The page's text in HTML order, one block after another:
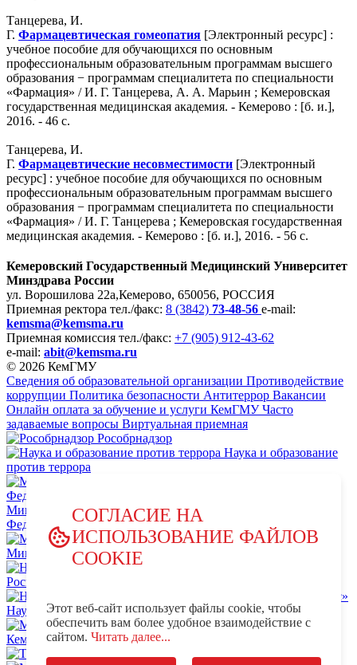
Танцерева, И.
Г. Фармацевтическая гомеопатия [Электронный ресурс] :
учебное пособие для обучающихся по основным
профессиональным образовательным программам высшего
образования − программам специалитета по специальности
«Фармация» / И. Г. Танцерева, А. А. Марьин ; Кемеровская
государственная медицинская академия. - Кемерово : [б. и.],
2016. - 46 с.
Танцерева, И.
Г. Фармацевтические несовместимости [Электронный
ресурс] : учебное пособие для обучающихся по основным
профессиональным образовательным программам высшего
образования − программам специалитета по специальности
«Фармация» / И. Г. Танцерева ; Кемеровская государственная
медицинская академия. - Кемерово : [б. и.], 2016. - 56 с.
Кемеровский Государственный Медицинский Университет
Минздрава России
ул. Ворошилова 22а,Кемерово, 650056, РОССИЯ
Приемная ректора тел./факс: 8 (3842) 73-48-56 e-mail:
kemsma@kemsma.ru
Приемная комиссия тел./факс: +7 (905) 912-43-62
e-mail: abit@kemsma.ru
© 2026 КемГМУ
Сведения об образовательной организации Противодействие
коррупции Политика безопасности Антитеррор Вакансии
Онлайн оплата за обучение и услуги КемГМУ Часто
задаваемые вопросы Виртуальная приемная
Рособрнадзор
Наука и образование
против террора
Министерство науки и высшего образования Российской
Федерации
Министерство просвещения Российской Федерации
НЦПТИ.РФ
Роспотребнадзор
Научно-образовательный центр мирового уровня «Кузбасс»
MAX - КемГМУ
VK -
КемГМУ
OK - КемГМУ
СОГЛАСИЕ НА
ИСПОЛЬЗОВАНИЕ ФАЙЛОВ
COOKIE
Этот веб-сайт использует файлы cookie, чтобы
обеспечить вам более удобное взаимодействие с
сайтом. Читать далее...